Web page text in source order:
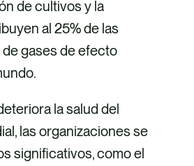
de cultivos y la
al 25% de las
gases de efecto
la salud del
las organizaciones se
significativos, como el